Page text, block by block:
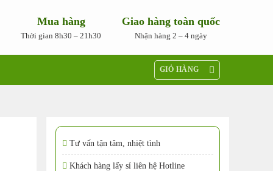
Mua hàng
Thời gian 8h30 – 21h30
Giao hàng toàn quốc
Nhận hàng 2 – 4 ngày
GIỎ HÀNG
Tư vấn tận tâm, nhiệt tình
Khách hàng lấy sỉ liên hệ Hotline